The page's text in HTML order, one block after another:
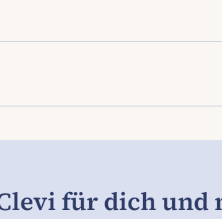
Die App kann dir jedoch
ohne Einschränkungen
gemäß den strengen
widerrufbar. Du behältst
für dich und